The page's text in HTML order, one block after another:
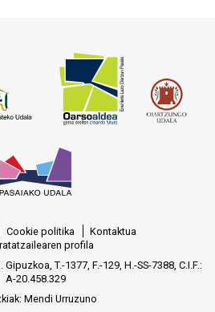
Cookie politika
Kontaktua
profila
T.-1377, F.-129, H.-SS-7388, C.I.F.:
A-20.458.329
Mendi Urruzuno